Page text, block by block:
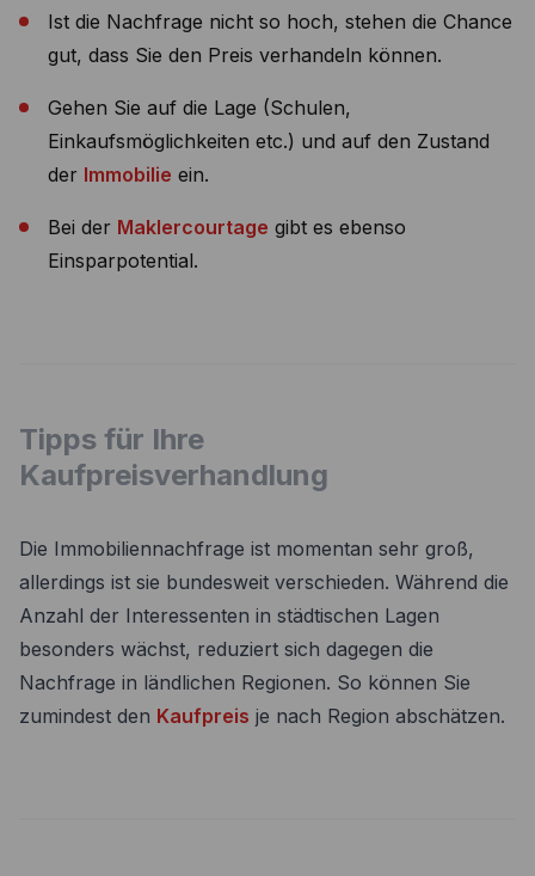
Ist die Nachfrage nicht so hoch, stehen die Chance
gut, dass Sie den Preis verhandeln können.
Gehen Sie auf die Lage (Schulen,
Einkaufsmöglichkeiten etc.) und auf den Zustand
der Immobilie ein.
Bei der Maklercourtage gibt es ebenso
Einsparpotential.
Tipps für Ihre
Kaufpreisverhandlung
Die Immobiliennachfrage ist momentan sehr groß,
allerdings ist sie bundesweit verschieden. Während die
Anzahl der Interessenten in städtischen Lagen
besonders wächst, reduziert sich dagegen die
Nachfrage in ländlichen Regionen. So können Sie
zumindest den Kaufpreis je nach Region abschätzen.